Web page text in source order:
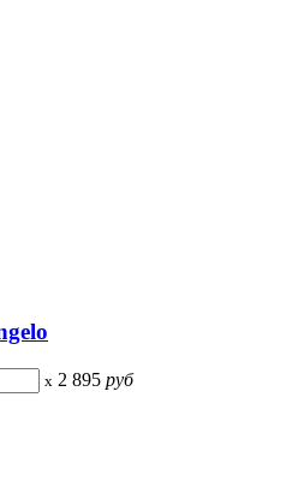
x 2 895 руб